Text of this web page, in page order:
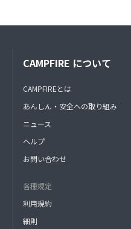
CAMPFIRE について
CAMPFIREとは
あんしん・安全への取り組み
ニュース
ヘルプ
お問い合わせ
各種規定
利用規約
細則